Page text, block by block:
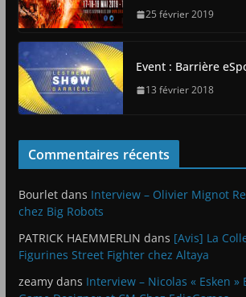
25 février 2019
Event : Barrière
13 février 2018
Commentaires récents
Bourletdans Interview – Olivier Mignot
chez Big Robots
PATRICK HAEMMERLIN dans [Avis] La
Figurines Street Fighter chez Altaya
zeamydans Interview – Nicolas « Esken »